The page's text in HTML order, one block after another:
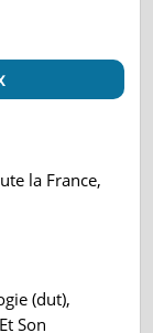
la France,
(dut),
Son